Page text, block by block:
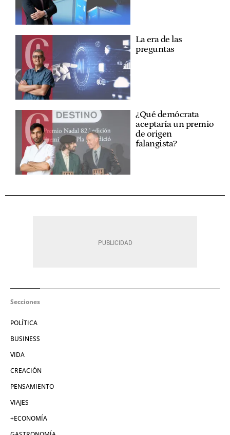
La era de las
preguntas
¿Qué demócrata
aceptaría un premio
de origen
falangista?
Secciones
POLÍTICA
BUSINESS
VIDA
CREACIÓN
PENSAMIENTO
VIAJES
+ECONOMÍA